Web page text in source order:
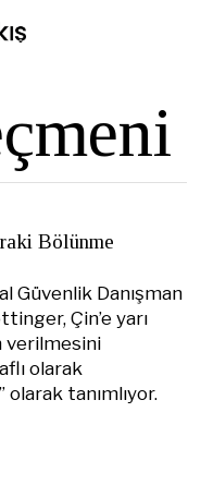
Bölünme
Güvenlik Danışman
Çin’e yarı
verilmesini
olarak
tanımlıyor.